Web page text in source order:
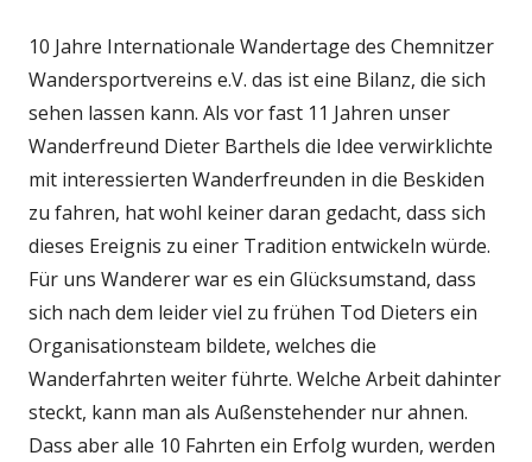
10 Jahre Internationale Wandertage des Chemnitzer
Wandersportvereins e.V. das ist eine Bilanz, die sich
sehen lassen kann. Als vor fast 11 Jahren unser
Wanderfreund Dieter Barthels die Idee verwirklichte
mit interessierten Wanderfreunden in die Beskiden
zu fahren, hat wohl keiner daran gedacht, dass sich
dieses Ereignis zu einer Tradition entwickeln würde.
Für uns Wanderer war es ein Glücksumstand, dass
sich nach dem leider viel zu frühen Tod Dieters ein
Organisationsteam bildete, welches die
Wanderfahrten weiter führte. Welche Arbeit dahinter
steckt, kann man als Außenstehender nur ahnen.
Dass aber alle 10 Fahrten ein Erfolg wurden, werden